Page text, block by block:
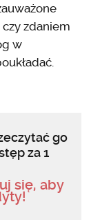
zdaniem
w
go
za 1
się, aby